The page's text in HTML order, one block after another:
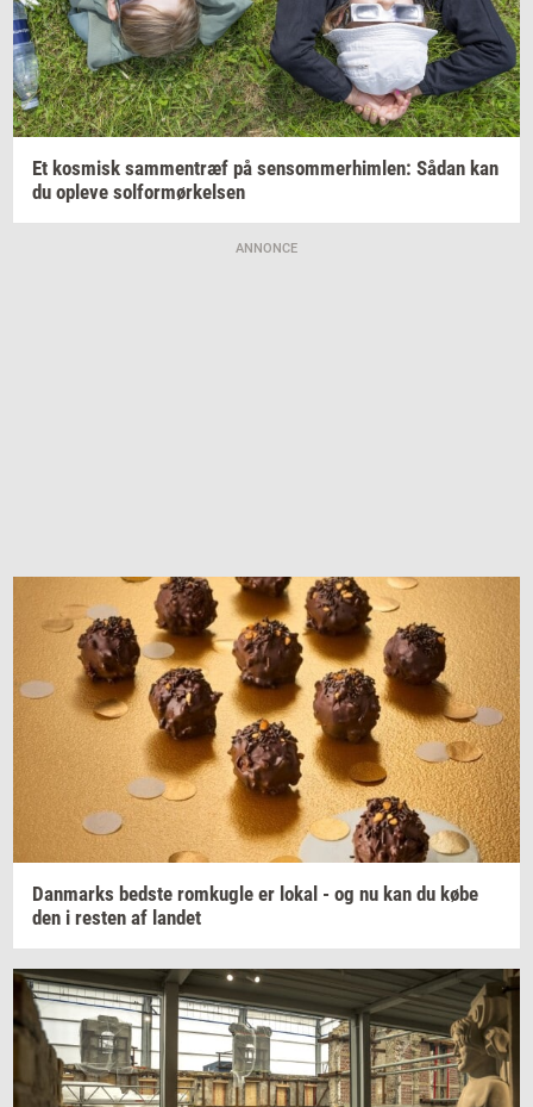
Et kos­misk sam­men­træf på sen­som­mer­him­len: Sådan kan
du op­le­ve sol­for­mør­kel­sen
ANNONCE
Dan­marks bed­ste rom­kug­le er lokal - og nu kan du købe
den i re­sten af lan­det